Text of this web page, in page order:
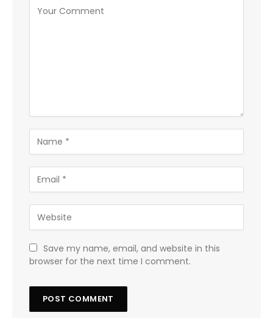
Save my name, email, and website in this
browser for the next time I comment.